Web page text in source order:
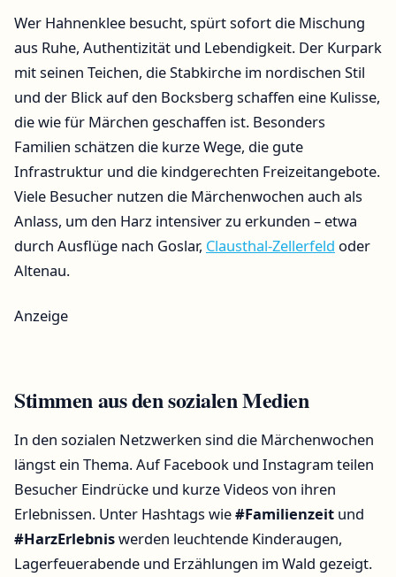
Wer Hahnenklee besucht, spürt sofort die Mischung
aus Ruhe, Authentizität und Lebendigkeit. Der Kurpark
mit seinen Teichen, die Stabkirche im nordischen Stil
und der Blick auf den Bocksberg schaffen eine Kulisse,
die wie für Märchen geschaffen ist. Besonders
Familien schätzen die kurze Wege, die gute
Infrastruktur und die kindgerechten Freizeitangebote.
Viele Besucher nutzen die Märchenwochen auch als
Anlass, um den Harz intensiver zu erkunden – etwa
durch Ausflüge nach Goslar, Clausthal-Zellerfeld oder
Altenau.
Anzeige
Stimmen aus den sozialen Medien
In den sozialen Netzwerken sind die Märchenwochen
längst ein Thema. Auf Facebook und Instagram teilen
Besucher Eindrücke und kurze Videos von ihren
Erlebnissen. Unter Hashtags wie#Familienzeit und
#HarzErlebniswerden leuchtende Kinderaugen,
Lagerfeuerabende und Erzählungen im Wald gezeigt.